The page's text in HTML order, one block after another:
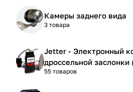
Камеры заднего вида
3 товара
Jetter - Электронный
дроссельной заслонки
55 товаров